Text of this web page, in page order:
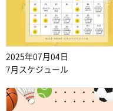
2025年07月04日
7月スケジュール